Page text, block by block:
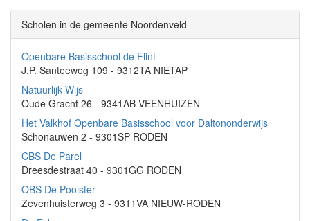
Scholen in de gemeente Noordenveld
Openbare Basisschool de Flint
J.P. Santeeweg 109 - 9312TA NIETAP
Natuurlijk Wijs
Oude Gracht 26 - 9341AB VEENHUIZEN
Het Valkhof Openbare Basisschool voor Daltononderwijs
Schonauwen 2 - 9301SP RODEN
CBS De Parel
Dreesdestraat 40 - 9301GG RODEN
OBS De Poolster
Zevenhuisterweg 3 - 9311VA NIEUW-RODEN